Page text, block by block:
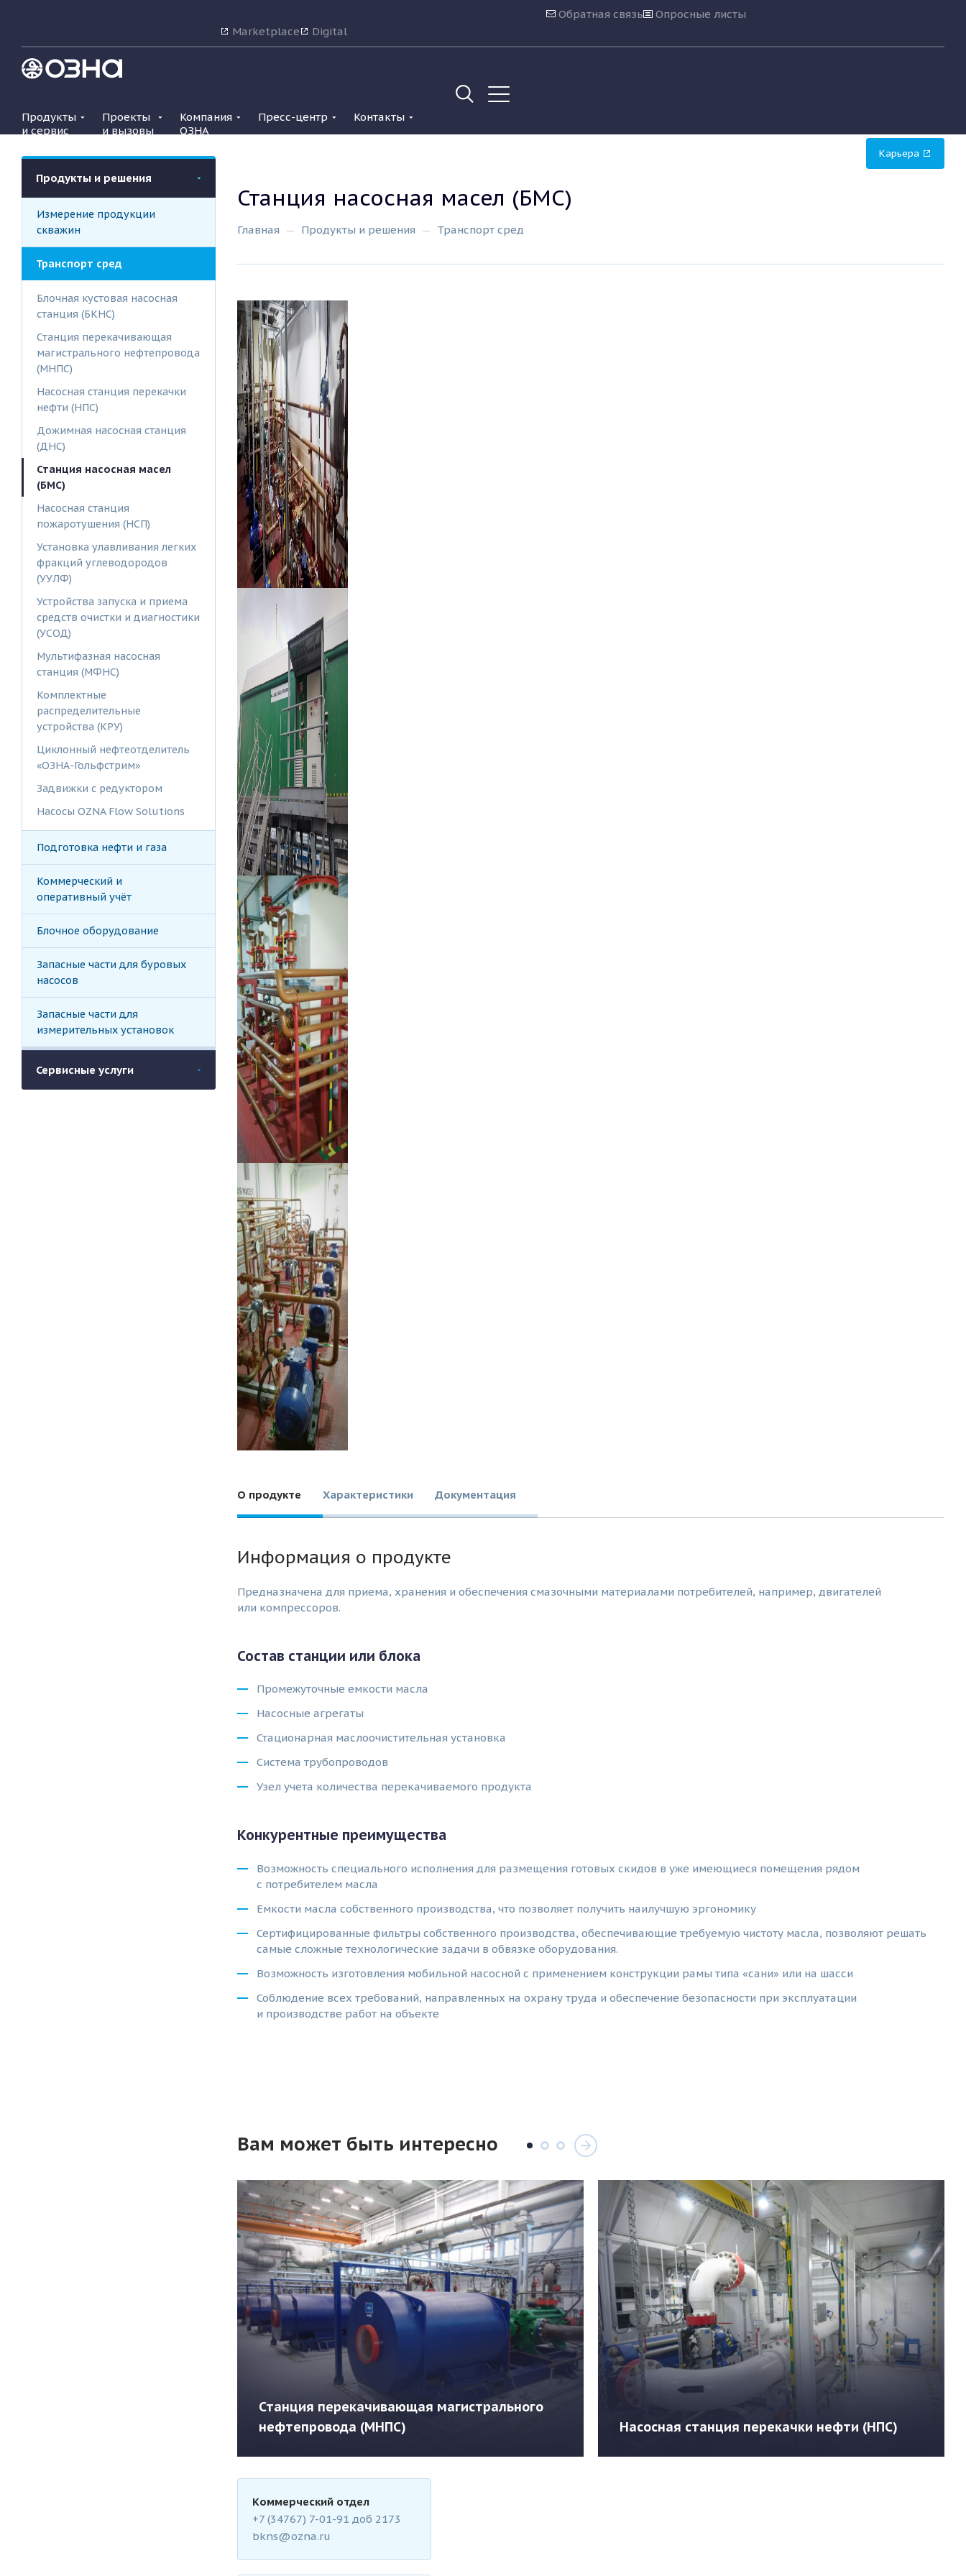
Обратная связь
Опросные листы
Marketplace
Digital
Продукты
и сервис
Проекты
и вызовы
Компания
ОЗНА
Пресс-центр Контакты
Карьера
Продукты и решения
Измерение продукции
скважин
Транспорт сред
Блочная кустовая насосная
станция (БКНС)
Станция перекачивающая
магистрального нефтепровода
(МНПС)
Насосная станция перекачки
нефти (НПС)
Дожимная насосная станция
(ДНС)
Станция насосная масел
(БМС)
Насосная станция
пожаротушения (НСП)
Установка улавливания легких
фракций углеводородов
(УУЛФ)
Устройства запуска и приема
средств очистки и диагностики
(УСОД)
Мультифазная насосная
станция (МФНС)
Комплектные
распределительные
устройства (КРУ)
Циклонный нефтеотделитель
«ОЗНА-Гольфстрим»
Задвижки с редуктором
Насосы OZNA Flow Solutions
Подготовка нефти и газа
Коммерческий и
оперативный учёт
Блочное оборудование
Запасные части для буровых
насосов
Запасные части для
измерительных установок
Сервисные услуги
Станция насосная масел (БМС)
Главная Продукты и решения Транспорт сред
О продукте Характеристики Документация
Информация о продукте
Предназначена для приема, хранения и обеспечения смазочными материалами потребителей, например, двигателей
или компрессоров.
Состав станции или блока
Промежуточные емкости масла
Насосные агрегаты
Стационарная маслоочистительная установка
Система трубопроводов
Узел учета количества перекачиваемого продукта
Конкурентные преимущества
Возможность специального исполнения для размещения готовых скидов в уже имеющиеся помещения рядом
с потребителем масла
Емкости масла собственного производства, что позволяет получить наилучшую эргономику
Сертифицированные фильтры собственного производства, обеспечивающие требуемую чистоту масла, позволяют решать
самые сложные технологические задачи в обвязке оборудования.
Возможность изготовления мобильной насосной с применением конструкции рамы типа «сани» или на шасси
Соблюдение всех требований, направленных на охрану труда и обеспечение безопасности при эксплуатации
и производстве работ на объекте
Вам может быть интересно
Станция перекачивающая магистрального
нефтепровода (МНПС)
Подробнее
Насосная станция перекачки нефти (НПС)
Коммерческий отдел
+7 (34767) 7-01-91 доб 2173
bkns@ozna.ru